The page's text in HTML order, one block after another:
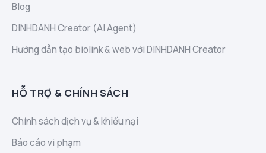
Blog
DINHDANH Creator (AI Agent)
Hướng dẫn tạo biolink & web với DINHDANH Creator
HỖ TRỢ & CHÍNH SÁCH
Chính sách dịch vụ & khiếu nại
Báo cáo vi phạm